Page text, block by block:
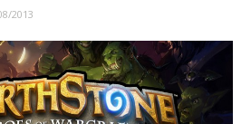
2013